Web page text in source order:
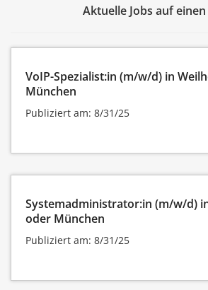
Aktuelle Jobs auf
VoIP-Spezialist:in (m/w/d) in
München
Publiziert am: 8/31/25
Systemadministrator:in (m/w/d)
oder München
Publiziert am: 8/31/25